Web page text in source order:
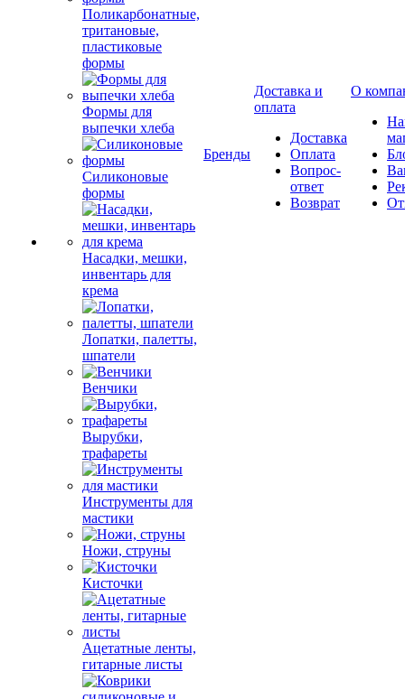
Поликарбонатные,
тритановые,
пластиковые
формы
Формы для
выпечки хлеба
Силиконовые
формы
Насадки, мешки,
инвентарь для
крема
Лопатки, палетты,
шпатели
Венчики
Вырубки,
трафареты
Инструменты для
мастики
Ножи, струны
Кисточки
Ацетатные ленты,
гитарные листы
Бренды
Доставка и
оплата
Доставка
Оплата
Вопрос-
ответ
Возврат
О